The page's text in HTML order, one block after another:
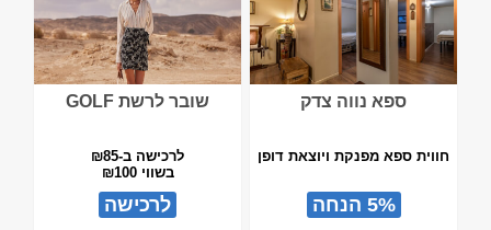
ספא נווה צדק
חווית ספא מפנקת ויוצאת דופן
5% הנחה
שובר לרשת GOLF
לרכישה ב-₪85
בשווי ₪100
לרכישה